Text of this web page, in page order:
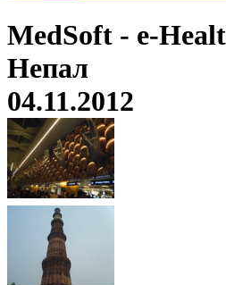
MedSoft - e-
Непал
04.11.2012